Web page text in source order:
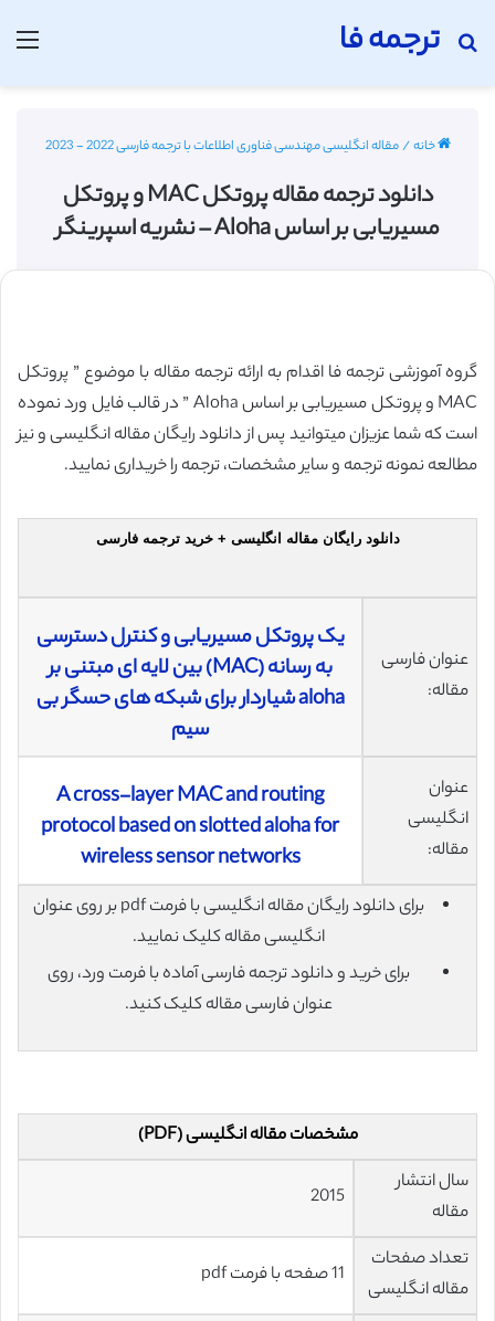
ترجمه فا
جستجو برای
خانه/مقاله انگلیسی مهندسی فناوری اطلاعات با ترجمه فارسی 2022 - 2023
دانلود ترجمه مقاله پروتکل MAC و پروتکل
مسیریابی بر اساس Aloha – نشریه اسپرینگر
گروه آموزشی ترجمه فا اقدام به ارائه ترجمه مقاله با موضوع ” پروتکل
MAC و پروتکل مسیریابی بر اساس Aloha ” در قالب فایل ورد نموده
است که شما عزیزان میتوانید پس از دانلود رایگان مقاله انگلیسی و نیز
مطالعه نمونه ترجمه و سایر مشخصات، ترجمه را خریداری نمایید.
دانلود رایگان مقاله انگلیسی + خرید ترجمه فارسی
عنوان فارسی
مقاله:
یک پروتکل مسیریابی و کنترل دسترسی
به رسانه (MAC) بین لایه ای مبتنی بر
aloha شیاردار برای شبکه های حسگر بی
سیم
عنوان
انگلیسی
مقاله:
A cross-layer MAC and routing
protocol based on slotted aloha for
wireless sensor networks
برای دانلود رایگان مقاله انگلیسی با فرمت pdf بر روی عنوان
انگلیسی مقاله کلیک نمایید.
برای خرید و دانلود ترجمه فارسی آماده با فرمت ورد، روی
عنوان فارسی مقاله کلیک کنید.
مشخصات مقاله انگلیسی (PDF)
سال انتشار
مقاله
2015
تعداد صفحات
مقاله انگلیسی
11 صفحه با فرمت pdf